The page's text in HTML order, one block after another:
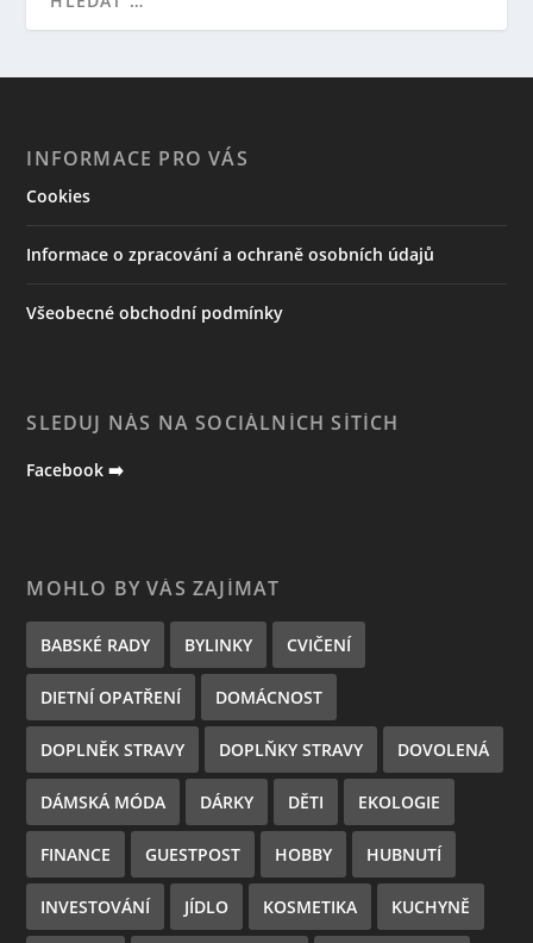
INFORMACE PRO VÁS
Cookies
Informace o zpracování a ochraně osobních údajů
Všeobecné obchodní podmínky
SLEDUJ NÁS NA SOCIÁLNÍCH SÍTÍCH
Facebook ➡️
MOHLO BY VÁS ZAJÍMAT
BABSKÉ RADY BYLINKY CVIČENÍ
DIETNÍ OPATŘENÍ DOMÁCNOST
DOPLNĚK STRAVY DOPLŇKY STRAVY DOVOLENÁ
DÁMSKÁ MÓDA DÁRKY DĚTI EKOLOGIE
FINANCE GUESTPOST HOBBY HUBNUTÍ
INVESTOVÁNÍ JÍDLO KOSMETIKA KUCHYNĚ